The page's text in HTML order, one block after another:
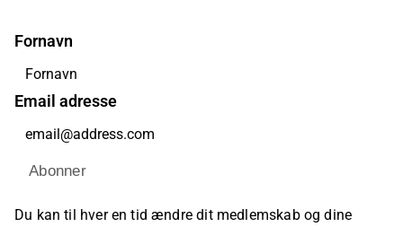
Fornavn
Email adresse
Abonner
Du kan til hver en tid ændre dit medlemskab og dine